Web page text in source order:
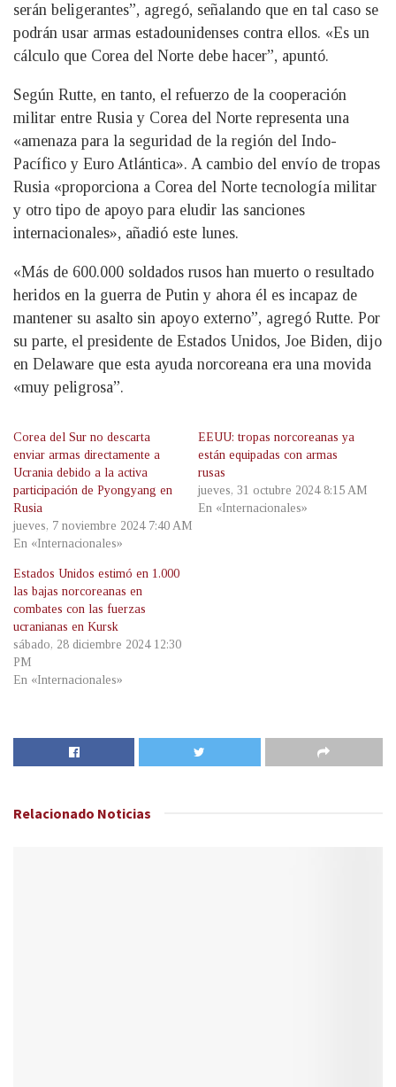
serán beligerantes”, agregó, señalando que en tal caso se
podrán usar armas estadounidenses contra ellos. «Es un
cálculo que Corea del Norte debe hacer”, apuntó.
Según Rutte, en tanto, el refuerzo de la cooperación
militar entre Rusia y Corea del Norte representa una
«amenaza para la seguridad de la región del Indo-
Pacífico y Euro Atlántica». A cambio del envío de tropas
Rusia «proporciona a Corea del Norte tecnología militar
y otro tipo de apoyo para eludir las sanciones
internacionales», añadió este lunes.
«Más de 600.000 soldados rusos han muerto o resultado
heridos en la guerra de Putin y ahora él es incapaz de
mantener su asalto sin apoyo externo”, agregó Rutte. Por
su parte, el presidente de Estados Unidos, Joe Biden, dijo
en Delaware que esta ayuda norcoreana era una movida
«muy peligrosa”.
Corea del Sur no descarta
enviar armas directamente a
Ucrania debido a la activa
participación de Pyongyang en
Rusia
jueves, 7 noviembre 2024 7:40 AM
En «Internacionales»
EEUU: tropas norcoreanas ya
están equipadas con armas
rusas
jueves, 31 octubre 2024 8:15 AM
En «Internacionales»
Estados Unidos estimó en 1.000
las bajas norcoreanas en
combates con las fuerzas
ucranianas en Kursk
sábado, 28 diciembre 2024 12:30
PM
En «Internacionales»
Relacionado Noticias